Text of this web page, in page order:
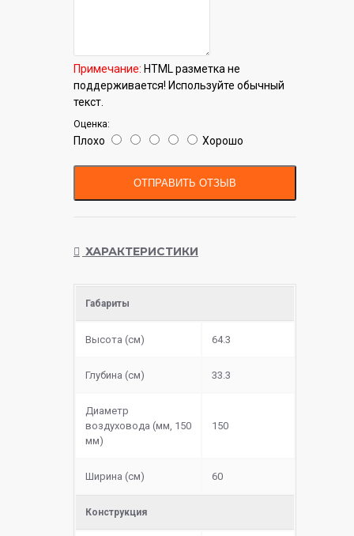
Примечание: HTML разметка не
поддерживается! Используйте обычный
текст.
Оценка:
Плохо Хорошо
ОТПРАВИТЬ ОТЗЫВ
ХАРАКТЕРИСТИКИ
Габариты
Высота (см) 64.3
Глубина (см) 33.3
Диаметр
воздуховода (мм, 150
мм)
150
Ширина (см) 60
Конструкция